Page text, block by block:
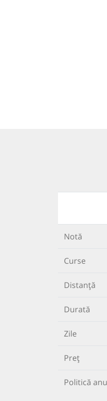
Notă
Curse
Distanță
Durată
Zile
Preț
Politică